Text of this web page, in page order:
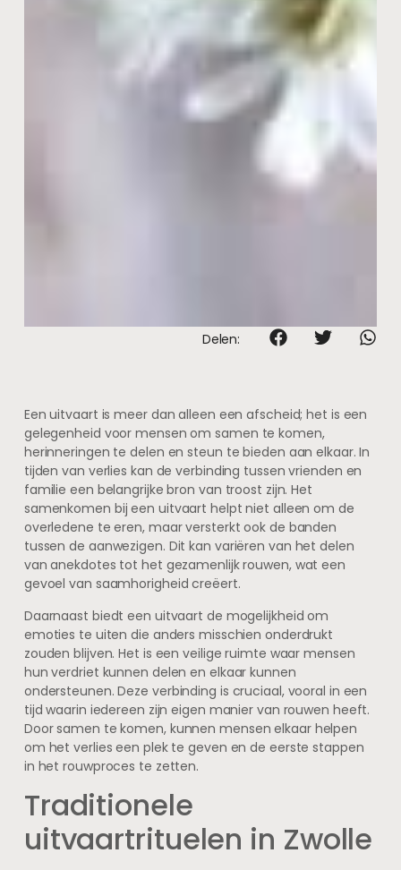
Delen:
Een uitvaart is meer dan alleen een afscheid; het is een
gelegenheid voor mensen om samen te komen,
herinneringen te delen en steun te bieden aan elkaar. In
tijden van verlies kan de verbinding tussen vrienden en
familie een belangrijke bron van troost zijn. Het
samenkomen bij een uitvaart helpt niet alleen om de
overledene te eren, maar versterkt ook de banden
tussen de aanwezigen. Dit kan variëren van het delen
van anekdotes tot het gezamenlijk rouwen, wat een
gevoel van saamhorigheid creëert.
Daarnaast biedt een uitvaart de mogelijkheid om
emoties te uiten die anders misschien onderdrukt
zouden blijven. Het is een veilige ruimte waar mensen
hun verdriet kunnen delen en elkaar kunnen
ondersteunen. Deze verbinding is cruciaal, vooral in een
tijd waarin iedereen zijn eigen manier van rouwen heeft.
Door samen te komen, kunnen mensen elkaar helpen
om het verlies een plek te geven en de eerste stappen
in het rouwproces te zetten.
Traditionele
uitvaartrituelen in Zwolle